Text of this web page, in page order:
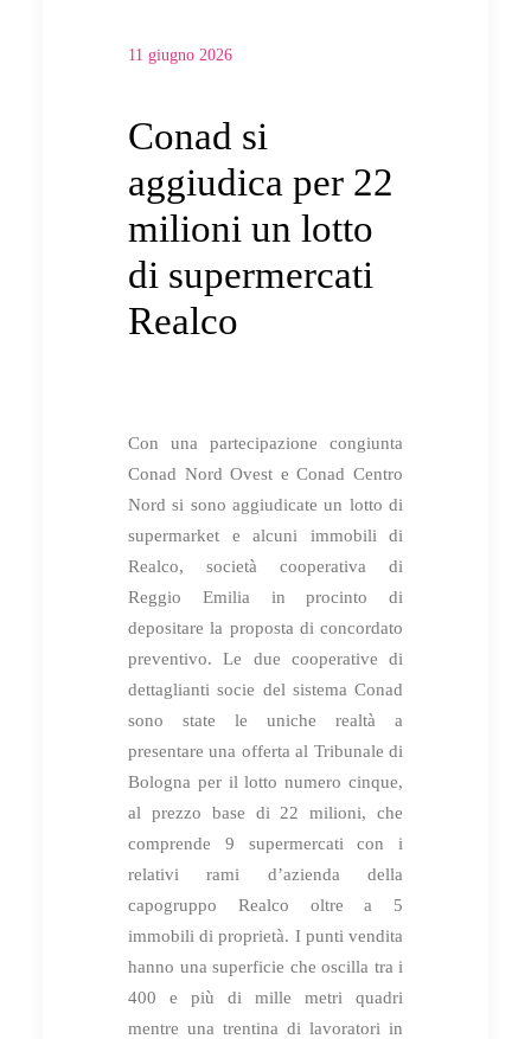
11 giugno 2026
Conad si
aggiudica per 22
milioni un lotto
di supermercati
Realco
Con una partecipazione congiunta
Conad Nord Ovest e Conad Centro
Nord si sono aggiudicate un lotto di
supermarket e alcuni immobili di
Realco, società cooperativa di
Reggio Emilia in procinto di
depositare la proposta di concordato
preventivo. Le due cooperative di
dettaglianti socie del sistema Conad
sono state le uniche realtà a
presentare una offerta al Tribunale di
Bologna per il lotto numero cinque,
al prezzo base di 22 milioni, che
comprende 9 supermercati con i
relativi rami d’azienda della
capogruppo Realco oltre a 5
immobili di proprietà. I punti vendita
hanno una superficie che oscilla tra i
400 e più di mille metri quadri
mentre una trentina di lavoratori in